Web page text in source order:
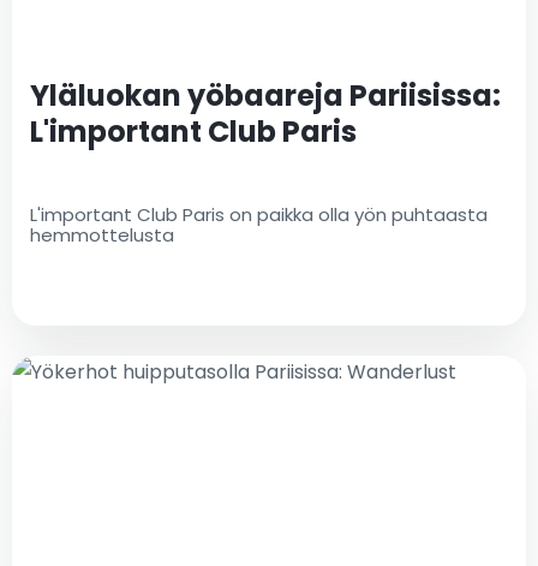
Yläluokan yöbaareja Pariisissa:
L'important Club Paris
L'important Club Paris on paikka olla yön puhtaasta
hemmottelusta